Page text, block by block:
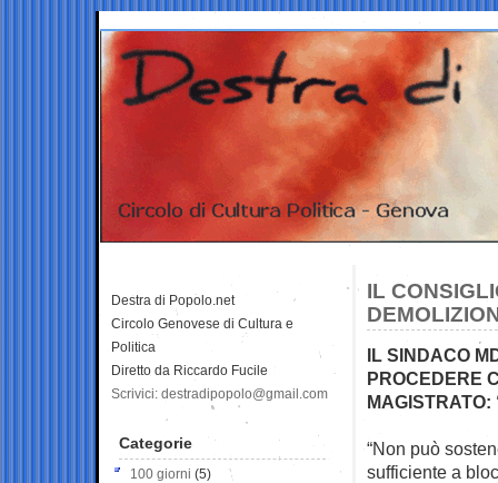
IL
IL SINDACO
PROCEDERE
MAGISTRATO:
“Non può
sufficiente a
Destra di Popolo.net
Circolo Genovese di Cultura e
Politica
Diretto da Riccardo Fucile
Scrivici: destradipopolo@gmail.com
Categorie
100 giorni (5)